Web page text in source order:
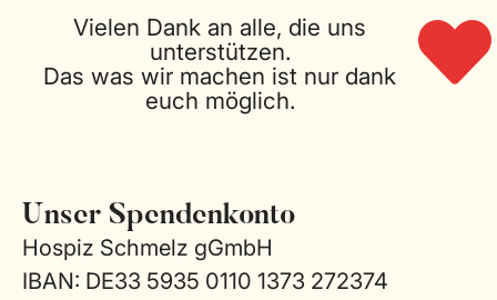
Vielen Dank an alle, die uns
unterstützen.
Das was wir machen ist nur dank
euch möglich.
Unser Spendenkonto
Hospiz Schmelz gGmbH
IBAN: DE33 5935 0110 1373 272374